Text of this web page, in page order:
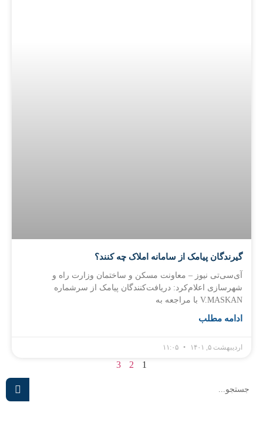
گیرندگان پیامک از سامانه املاک چه کنند؟
آی‌سی‌تی نیوز – معاونت مسکن و ساختمان وزارت راه و
شهرسازی اعلام‌کرد: دریافت‌کنندگان پیامک از سرشماره
V.MASKAN با مراجعه به
ادامه مطلب
اردیبهشت ۵, ۱۴۰۱
1
2
3